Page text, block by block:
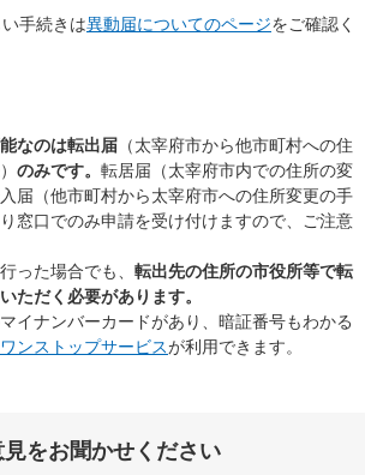
手続きは異動届についてのページをご確認く
なのは転出届 （太宰府市から他市町村への住
のみです。 転居届（太宰府市内での住所の変
届（他市町村から太宰府市への住所変更の手
窓口でのみ申請を受け付けますので、ご注意
った場合でも、 転出先の住所の市役所等で転
ただく必要があります。
イナンバーカードがあり、暗証番号もわかる
ンストップサービスが利用できます。
をお聞かせください